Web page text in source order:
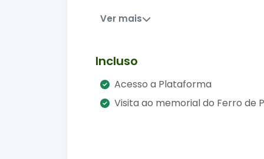
plataforma, que te deixam
uma viagem no tempo para
DECK PÔR DO SOL Somos
igual todo final de tarde, que vale
Ver mais
Incluso
Acesso a Plataforma
Visita ao memorial do Ferro de